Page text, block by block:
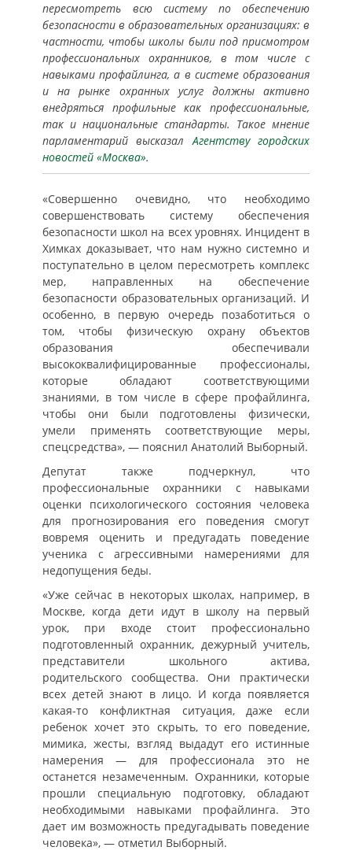
пересмотреть всю систему по обеспечению
безопасности в образовательных организациях: в
частности, чтобы школы были под присмотром
профессиональных охранников, в том числе с
навыками профайлинга, а в системе образования
и на рынке охранных услуг должны активно
внедряться профильные как профессиональные,
так и национальные стандарты. Такое мнение
парламентарий высказалАгентству городских
новостей «Москва».
«Совершенно очевидно, что необходимо
совершенствовать систему обеспечения
безопасности школ на всех уровнях. Инцидент в
Химках доказывает, что нам нужно системно и
поступательно в целом пересмотреть комплекс
мер, направленных на обеспечение
безопасности образовательных организаций. И
особенно, в первую очередь позаботиться о
том, чтобы физическую охрану объектов
образования обеспечивали
высококвалифицированные профессионалы,
которые обладают соответствующими
знаниями, в том числе в сфере профайлинга,
чтобы они были подготовлены физически,
умели применять соответствующие меры,
спецсредства», — пояснил Анатолий Выборный.
Депутат также подчеркнул, что
профессиональные охранники с навыками
оценки психологического состояния человека
для прогнозирования его поведения смогут
вовремя оценить и предугадать поведение
ученика с агрессивными намерениями для
недопущения беды.
«Уже сейчас в некоторых школах, например, в
Москве, когда дети идут в школу на первый
урок, при входе стоит профессионально
подготовленный охранник, дежурный учитель,
представители школьного актива,
родительского сообщества. Они практически
всех детей знают в лицо. И когда появляется
какая-то конфликтная ситуация, даже если
ребенок хочет это скрыть, то его поведение,
мимика, жесты, взгляд выдадут его истинные
намерения — для профессионала это не
останется незамеченным. Охранники, которые
прошли специальную подготовку, обладают
необходимыми навыками профайлинга. Это
дает им возможность предугадывать поведение
человека», — отметил Выборный.